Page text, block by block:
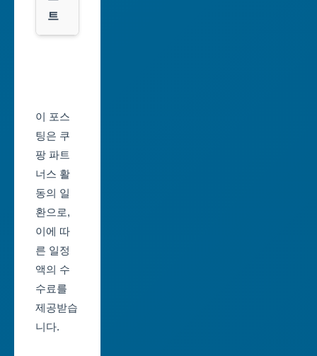
전
광
광
역
시
세
종
특
트
일
정
부
산
제
대
구
이 포스
팅은 쿠
팡 파트
너스 활
동의 일
환으로,
이에 따
른 일정
액의 수
수료를
제공받습
니다.